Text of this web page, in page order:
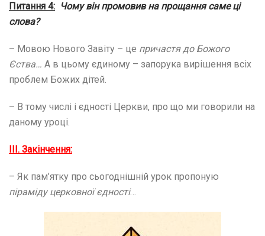
Питання 4: Чому він промовив на прощання саме ці
слова?
– Мовою Нового Завіту – це причастя до Божого
Єства… А в цьому єдиному – запорука вирішення всіх
проблем Божих дітей.
– В тому числі і єдності Церкви, про що ми говорили на
даному уроці.
ІІІ. Закінчення:
– Як пам’ятку про сьогоднішній урок пропоную
піраміду церковної єдності…